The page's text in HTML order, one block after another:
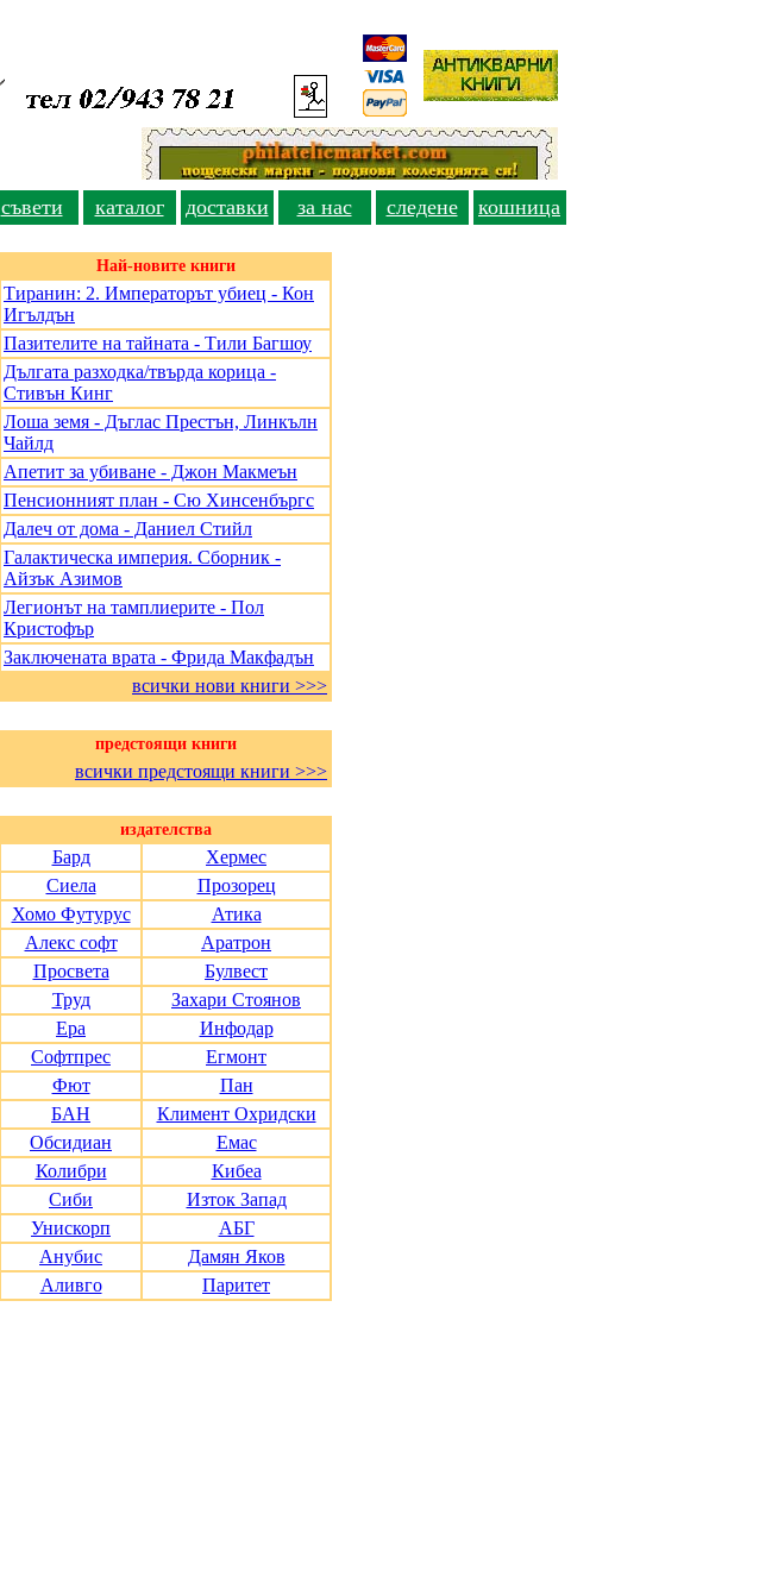
съвети каталог доставки за нас следене
кошница
Най-новите книги
Тиранин: 2. Императорът убиец - Кон
Игълдън
Пазителите на тайната - Тили Багшоу
Дългата разходка/твърда корица -
Стивън Кинг
Лоша земя - Дъглас Престън, Линкълн
Чайлд
Апетит за убиване - Джон Макмеън
Пенсионният план - Сю Хинсенбъргс
Далеч от дома - Даниел Стийл
Галактическа империя. Сборник -
Айзък Азимов
Легионът на тамплиерите - Пол
Кристофър
Заключената врата - Фрида Макфадън
всички нови книги >>>
предстоящи книги
всички предстоящи книги >>>
издателства
Бард
Хермес
Сиела
Прозорец
Хомо Футурус
Атика
Алекс софт
Аратрон
Просвета
Булвест
Труд
Захари Стоянов
Ера
Инфодар
Софтпрес
Егмонт
Фют
Пан
БАН
Климент Охридски
Обсидиан
Емас
Колибри
Кибеа
Сиби
Изток Запад
Унискорп
АБГ
Анубис
Дамян Яков
Аливго
Паритет